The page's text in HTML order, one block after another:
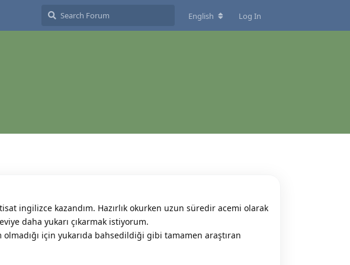
English Log In
ingilizce kazandım. Hazırlık okurken uzun süredir acemi olarak
daha yukarı çıkarmak istiyorum.
için yukarıda bahsedildiği gibi tamamen araştıran